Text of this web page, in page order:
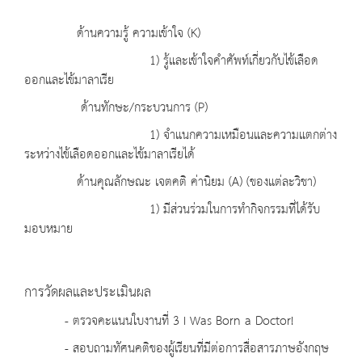
ด้านความรู้ ความเข้าใจ (K)
1) รู้และเข้าใจคำศัพท์เกี่ยวกับไข้เลือด
ออกและไข้มาลาเรีย
ด้านทักษะ/กระบวนการ (P)
1) จำแนกความเหมือนและความแตกต่าง
ระหว่างไข้เลือดออกและไข้มาลาเรียได้
ด้านคุณลักษณะ เจตคติ ค่านิยม (A) (ของแต่ละวิชา)
1) มีส่วนร่วมในการทำกิจกรรมที่ได้รับ
มอบหมาย
การวัดผลและประเมินผล
- ตรวจคะแนนใบงานที่ 3 I Was Born a Doctor!
- สอบถามทัศนคติของผู้เรียนที่มีต่อการสื่อสารภาษอังกฤษ